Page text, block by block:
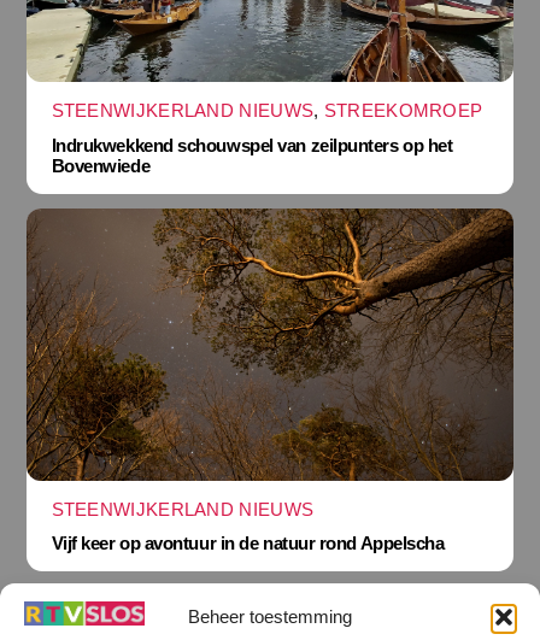
Beheer toestemming
STEENWIJKERLAND NIEUWS, STREEKOMROEP
Indrukwekkend schouwspel van zeilpunters op het
Bovenwiede
STEENWIJKERLAND NIEUWS
Vijf keer op avontuur in de natuur rond Appelscha